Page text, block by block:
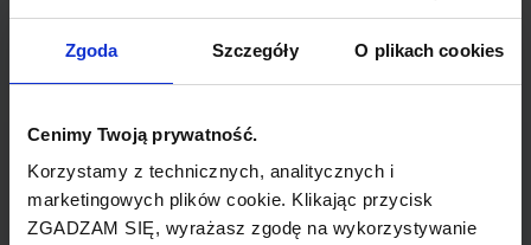
Zgoda Szczegóły O plikach cookies
Cenimy Twoją prywatność.
Korzystamy z technicznych, analitycznych i
marketingowych plików cookie. Klikając przycisk
ZGADZAM SIĘ, wyrażasz zgodę na wykorzystywanie
TYP POŁĄCZENIA
z przesiadką
REZERWACJA
online lub telefoniczna
PŁATNOŚĆ